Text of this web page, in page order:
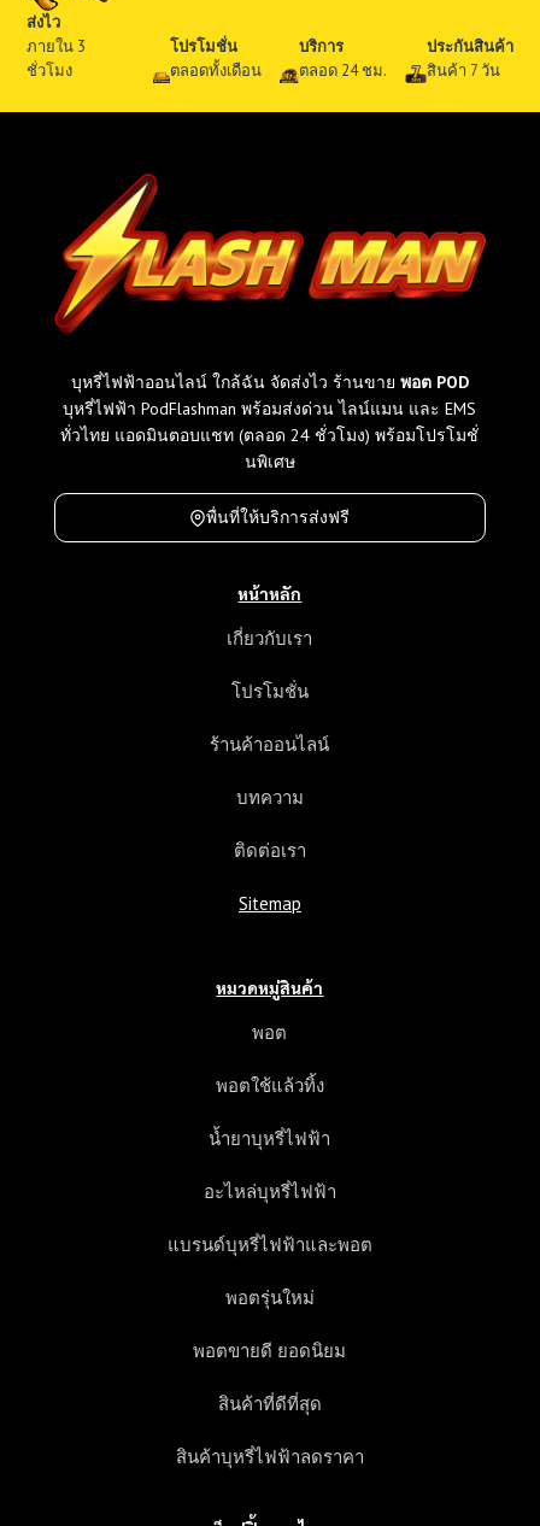
น
ที่
ข
า
ย
ท
ย
เ
ย
ส่งไว
ภายใน 3
ชั่วโมง
โปรโมชั่น
ตลอดทั้งเดือน
บริการ
ตลอด 24 ชม.
ประกันสินค้า
สินค้า 7 วัน
บุหรี่ไฟฟ้าออนไลน์ ใกล้ฉัน จัดส่งไว ร้านขาย พอต POD
บุหรี่ไฟฟ้า PodFlashman พร้อมส่งด่วน ไลน์แมน และ EMS
ทั่วไทย แอดมินตอบแชท (ตลอด 24 ชั่วโมง) พร้อมโปรโมชั่
นพิเศษ
พื่นที่ให้บริการส่งฟรี
หน้าหลัก
เกี่ยวกับเรา
โปรโมชั่น
ร้านค้าออนไลน์
บทความ
ติดต่อเรา
Sitemap
หมวดหมู่สินค้า
พอต
พอตใช้แล้วทิ้ง
น้ำยาบุหรี่ไฟฟ้า
อะไหล่บุหรี่ไฟฟ้า
แบรนด์บุหรี่ไฟฟ้าและพอต
พอตรุ่นใหม่
พอตขายดี ยอดนิยม
สินค้าที่ดีที่สุด
สินค้าบุหรี่ไฟฟ้าลดราคา